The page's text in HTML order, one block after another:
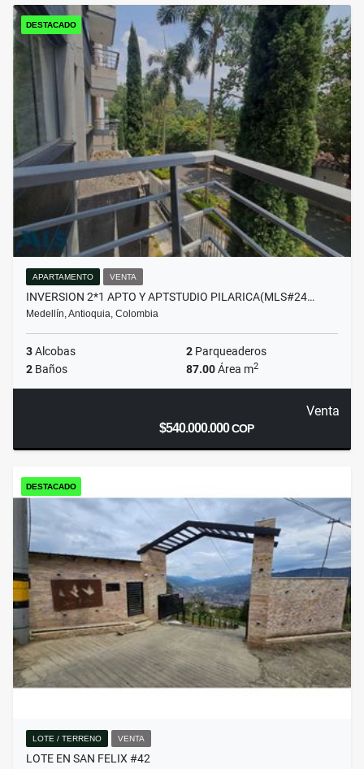
DESTACADO
APARTAMENTO VENTA
INVERSION 2*1 APTO Y APTSTUDIO PILARICA(MLS#24…
Medellín, Antioquia, Colombia
3Alcobas 2 Parqueaderos
2 Baños 87.00Área m2
Venta
$540.000.000COP
DESTACADO
LOTE / TERRENO VENTA
LOTE EN SAN FELIX #42